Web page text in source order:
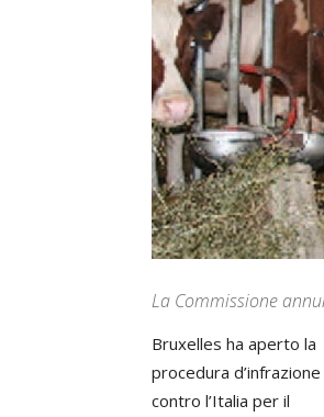
La Commissione
Bruxelles ha aperto la
procedura d’infrazione
contro l’Italia per il